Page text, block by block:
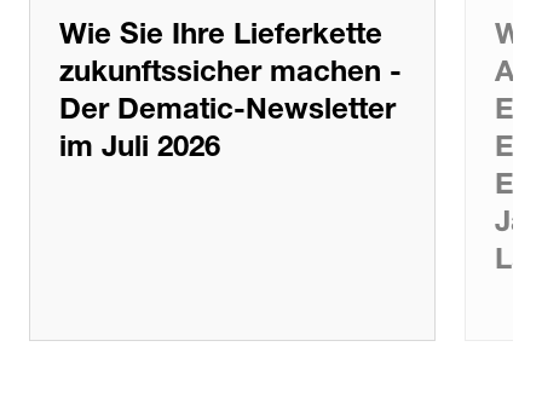
Wie Sie Ihre Lieferkette
zukunftssicher machen -
Der Dematic-Newsletter
im Juli 2026